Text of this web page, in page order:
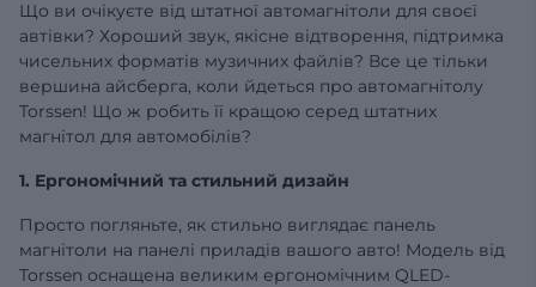
Що ви очікуєте від штатної автомагнітоли для своєї
автівки? Хороший звук, якісне відтворення, підтримка
чисельних форматів музичних файлів? Все це тільки
вершина айсберга, коли йдеться про автомагнітолу
Torssen! Що ж робить її кращою серед штатних
магнітол для автомобілів?
1. Ергономічний та стильний дизайн
Просто погляньте, як стильно виглядає панель
магнітоли на панелі приладів вашого авто! Модель від
Torssen оснащена великим ергономічним QLED-